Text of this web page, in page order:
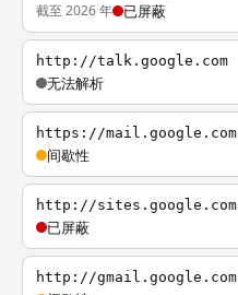
截至 2026 年 已屏蔽
http://talk.google.com
无法解析
https://mail.google.com
间歇性
http://sites.google.com
已屏蔽
http://gmail.google.com